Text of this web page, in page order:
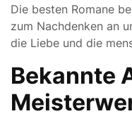
Die besten Romane
zum Nachdenken an
die Liebe und die
Bekannte